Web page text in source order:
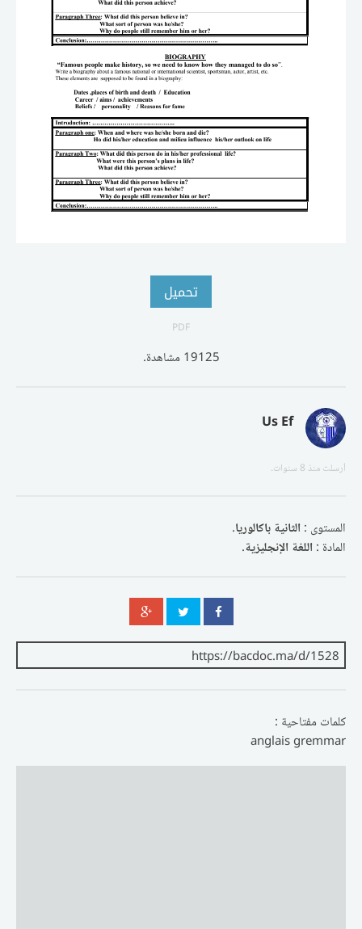
تحميل
PDF
19125 مشاهدة.
Us Ef
أرسلت منذ 8 سنوات .
المستوى : الثانية باكالوريا.
المادة : اللغة الإنجليزية.
كلمات مفتاحية :
anglais gremmar